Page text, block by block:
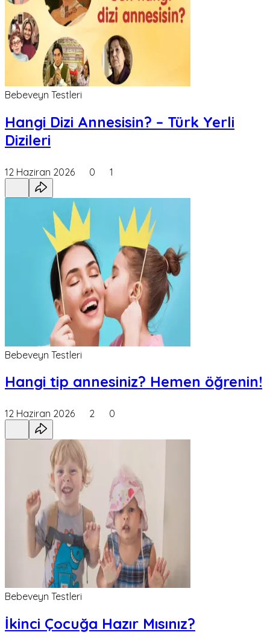
Bebeveyn Testleri
Hangi Dizi Annesisin? – Türk Yerli
Dizileri
12 Haziran 2026 0 1
Bebeveyn Testleri
Hangi tip annesiniz? Hemen öğrenin!
12 Haziran 2026 2 0
Bebeveyn Testleri
İkinci Çocuğa Hazır Mısınız?